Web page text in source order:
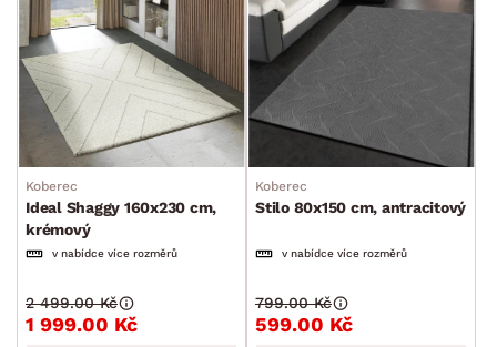
Koberec
Ideal Shaggy 160x230 cm,
krémový
v nabídce více rozměrů
1 999.00 Kč
2 499.00 Kč
Koberec
Stilo 80x150 cm, antracitový
v nabídce více rozměrů
599.00 Kč
799.00 Kč